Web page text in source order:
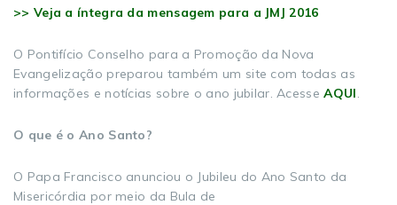
>> Veja a íntegra da mensagem para a JMJ 2016
O Pontifício Conselho para a Promoção da Nova
Evangelização preparou também um site com todas as
informações e notícias sobre o ano jubilar. AcesseAQUI.
O que é o Ano Santo?
O Papa Francisco anunciou o Jubileu do Ano Santo da
Misericórdia por meio da Bula de